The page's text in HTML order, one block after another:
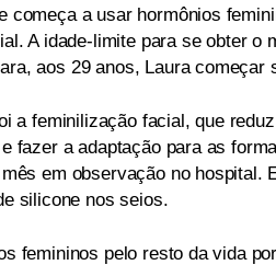
começa a usar hormônios
A idade-limite para se obter o
aos 29 anos, Laura começar
a feminilização facial, que
fazer a adaptação para as
em observação no hospital.
silicone nos seios.
femininos pelo resto da vida